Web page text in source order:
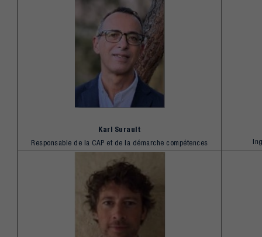
Karl Surault
Responsable de la CAP et de la démarche compétences